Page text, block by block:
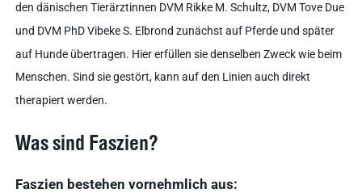
den dänischen Tierärztinnen DVM Rikke M. Schultz, DVM Tove Due
und DVM PhD Vibeke S. Elbrond zunächst auf Pferde und später
auf Hunde übertragen. Hier erfüllen sie denselben Zweck wie beim
Menschen. Sind sie gestört, kann auf den Linien auch direkt
therapiert werden.
Was sind Faszien?
Faszien bestehen vornehmlich aus: